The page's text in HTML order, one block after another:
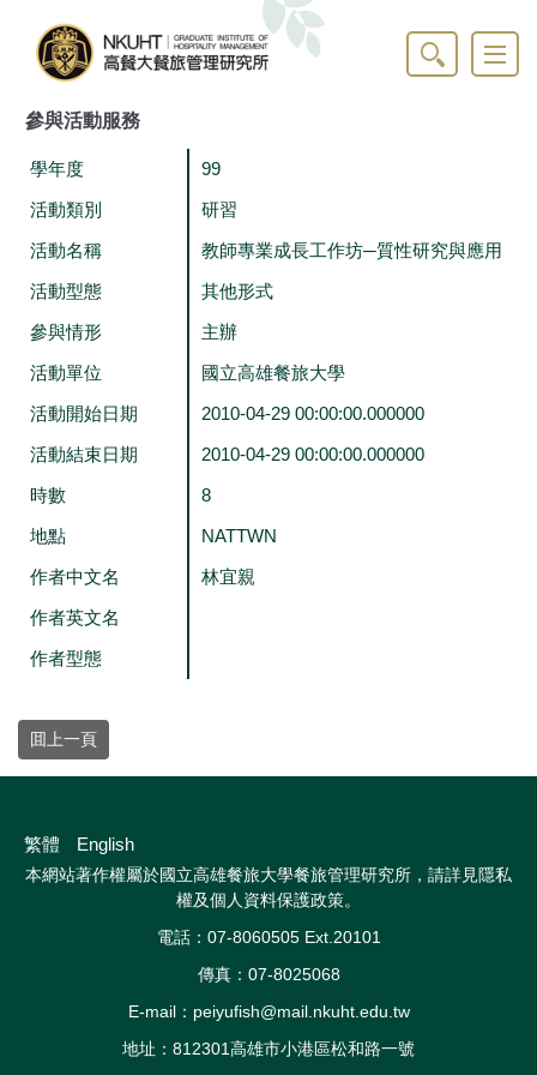
內參與活動服務
學年度
99
活動類別
研習
活動名稱
教師專業成長工作坊─質性研究與應用
活動型態
其他形式
參與情形
主辦
活動單位
國立高雄餐旅大學
活動開始日期
2010-04-29 00:00:00.000000
活動結束日期
2010-04-29 00:00:00.000000
時數
8
地點
NATTWN
作者中文名
林宜親
作者英文名
作者型態
囬上一頁
繁體 English
本網站著作權屬於國立高雄餐旅大學餐旅管理研究所，請詳見隱私
權及個人資料保護政策。
電話：07-8060505 Ext.20101
傳真：07-8025068
E-mail：peiyufish@mail.nkuht.edu.tw
地址：812301高雄市小港區松和路一號